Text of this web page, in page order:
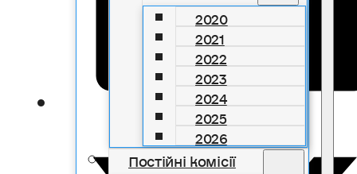
2020
2021
2022
2023
2024
2025
2026
Постійні комісії